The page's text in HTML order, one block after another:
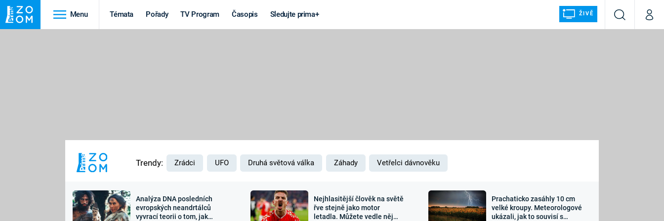
Menu Témata Pořady TV Program Časopis Sledujte prima+ ŽIVĚ
VyhledáváníMůj
MARS
Výročí
Záhady a
Zajímavosti Sledujte nás
Trendy: Zrádci UFO Druhá světová válka Záhady Vetřelci dávnověku
Analýza DNA posledních
evropských neandrtálců
vyvrací teorii o tom, jak
Nejhlasitější člověk na světě
řve stejně jako motor
letadla. Můžete vedle něj
Prachaticko zasáhly 10 cm
velké kroupy. Meteorologové
ukázali, jak to souvisí s